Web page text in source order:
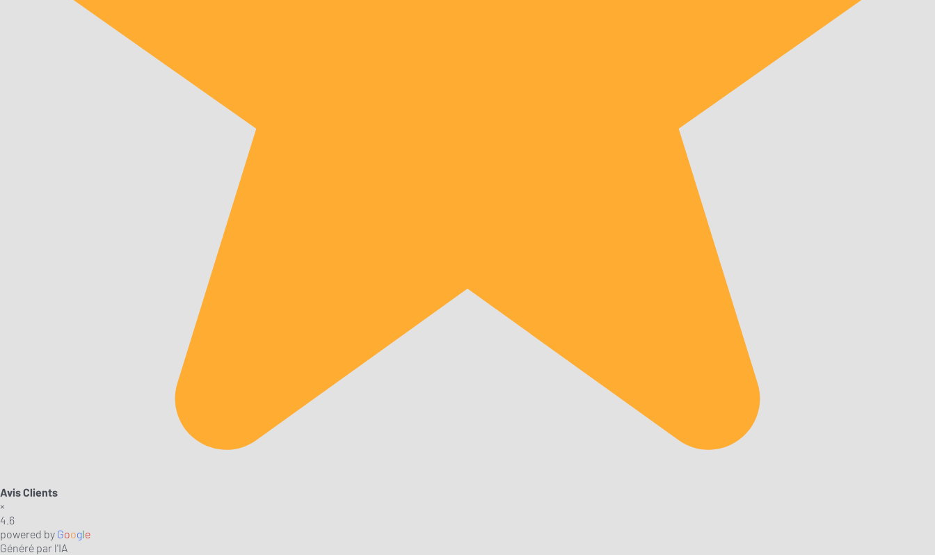
Avis Clients
×
4.6
powered by Google
Généré par l'IA